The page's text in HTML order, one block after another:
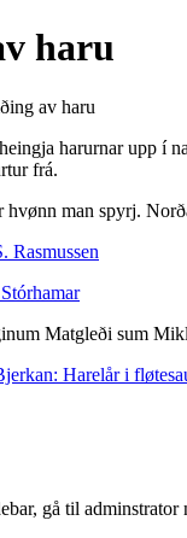
haru
av haru
harurnar upp í
frá.
man spyrj.
Rasmussen
Matgleði sum
Harelår i
gå til adminstrator